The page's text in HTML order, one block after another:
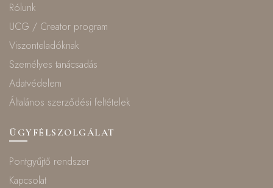
Rólunk
UCG / Creator program
Viszonteladóknak
Személyes tanácsadás
Adatvédelem
Általános szerződési feltételek
ÜGYFÉLSZOLGÁLAT
Pontgyűjtő rendszer
Kapcsolat